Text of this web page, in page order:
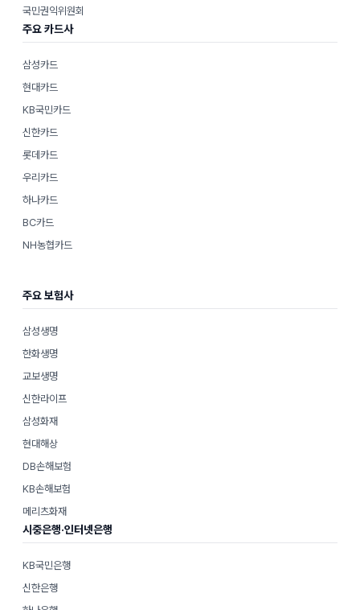
국민권익위원회
주요 카드사
삼성카드
현대카드
KB국민카드
신한카드
롯데카드
우리카드
하나카드
BC카드
NH농협카드
주요 보험사
삼성생명
한화생명
교보생명
신한라이프
삼성화재
현대해상
DB손해보험
KB손해보험
메리츠화재
시중은행·인터넷은행
KB국민은행
신한은행